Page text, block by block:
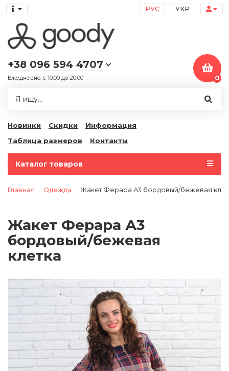
РУС УКР
+38 096 594 4707
Ежедневно, с 10:00 до 20:00 0
Новинки Скидки
Информация
Таблица размеров
Контакты
Каталог товаров
Главная Одежда Жакет Ферара А3 бордовый/бежевая
Жакет Ферара А3
бордовый/бежевая
клетка